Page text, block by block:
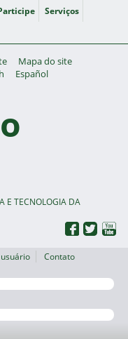
Serviços
Mapa do site
Español
E TECNOLOGIA DA
Contato